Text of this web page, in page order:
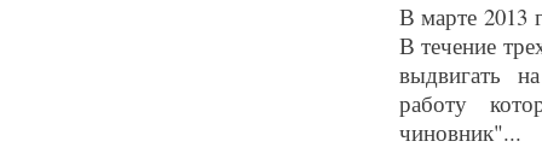
В марте 2013
В течение
выдвигать
работу
чиновник"...